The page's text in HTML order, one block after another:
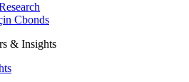
Cbonds
& Insights